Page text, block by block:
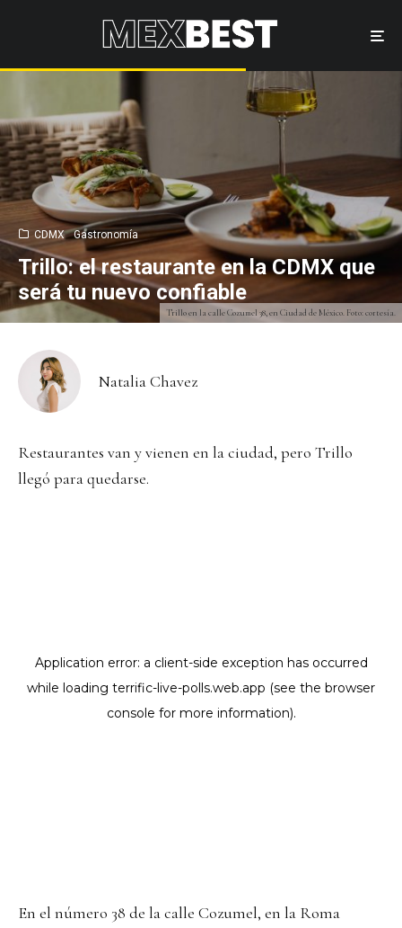
Trillo en la calle Cozumel 38, en Ciudad de México. Foto: cortesía.
CDMX Gastronomía
Trillo: el restaurante en la CDMX que
será tu nuevo confiable
Natalia Chavez
Restaurantes van y vienen en la ciudad, pero Trillo
llegó para quedarse.
En el número 38 de la calle Cozumel, en la Roma